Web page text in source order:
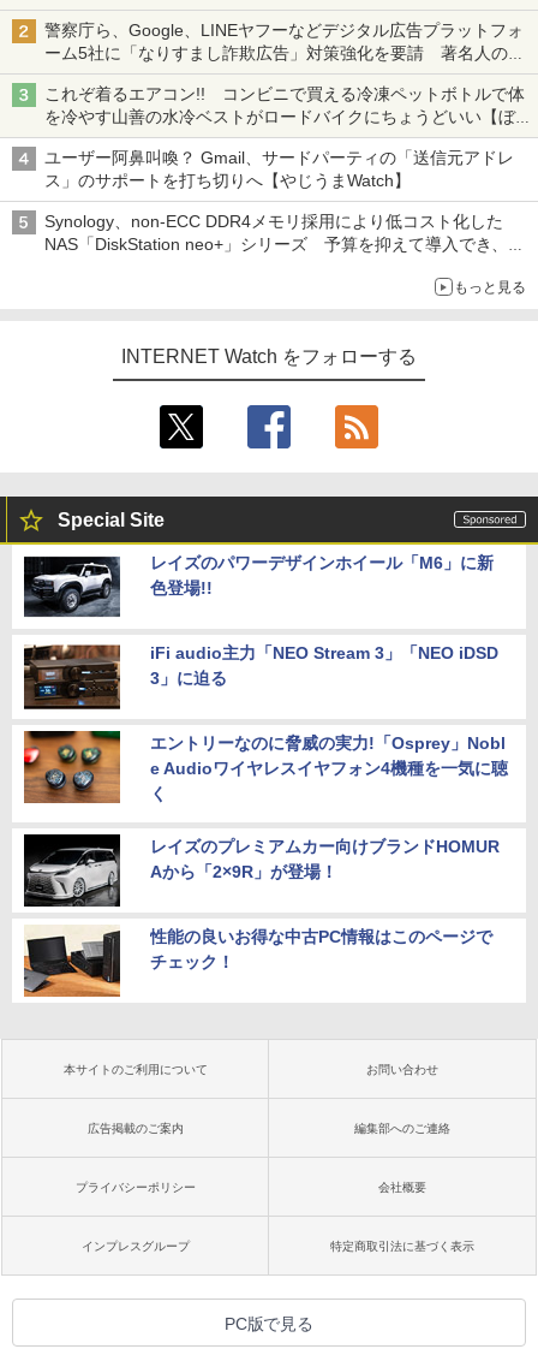
も、持ち替えずに書き込める
警察庁ら、Google、LINEヤフーなどデジタル広告プラットフォ
ーム5社に「なりすまし詐欺広告」対策強化を要請 著名人の写
真や映像を使った投資詐欺などへの対策として
これぞ着るエアコン!! コンビニで買える冷凍ペットボトルで体
を冷やす山善の水冷ベストがロードバイクにちょうどいい【ぼっ
ち・ざ・ろーど！その14】【空いた時間でなにしてる？】
ユーザー阿鼻叫喚？ Gmail、サードパーティの「送信元アドレ
ス」のサポートを打ち切りへ【やじうまWatch】
Synology、non-ECC DDR4メモリ採用により低コスト化した
NAS「DiskStation neo+」シリーズ 予算を抑えて導入でき、
もっと見る
INTERNET Watch をフォローする
Special Site
レイズのパワーデザインホイール「M6」に新
色登場!!
iFi audio主力「NEO Stream 3」「NEO iDSD
3」に迫る
エントリーなのに脅威の実力!「Osprey」Nobl
e Audioワイヤレスイヤフォン4機種を一気に聴
く
レイズのプレミアムカー向けブランドHOMUR
Aから「2×9R」が登場！
性能の良いお得な中古PC情報はこのページで
チェック！
本サイトのご利用について お問い合わせ
広告掲載のご案内 編集部へのご連絡
プライバシーポリシー 会社概要
インプレスグループ 特定商取引法に基づく表示
PC版で見る